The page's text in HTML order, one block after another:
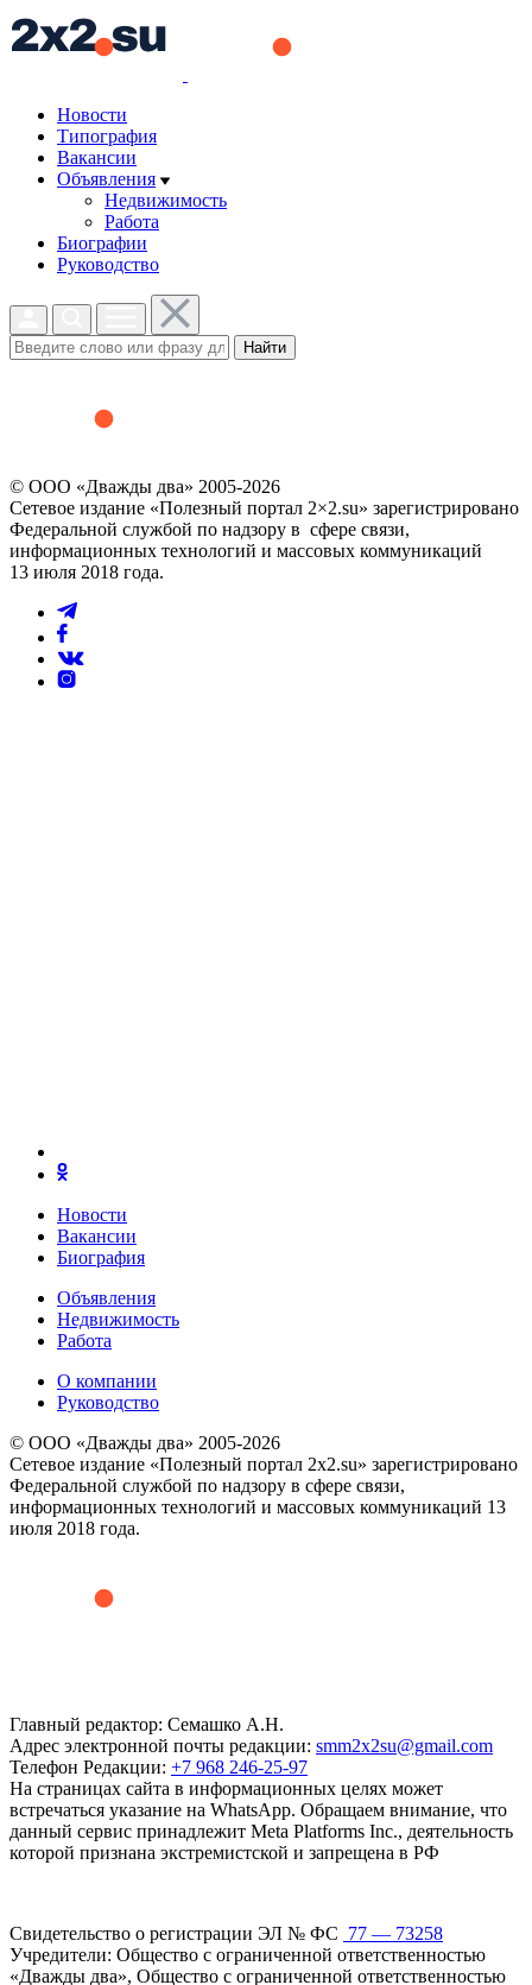
Новости
Типография
Вакансии
Объявления
Недвижимость
Работа
Биографии
Руководство
Найти
© ООО «Дважды два» 2005-2026
Сетевое издание «Полезный портал 2×2.su» зарегистрировано
Федеральной службой по надзору в сфере связи,
информационных технологий и массовых коммуникаций
13 июля 2018 года.
Новости
Вакансии
Биография
Объявления
Недвижимость
Работа
О компании
Руководство
© ООО «Дважды два» 2005-2026
Сетевое издание «Полезный портал 2x2.su» зарегистрировано
Федеральной службой по надзору в сфере связи,
информационных технологий и массовых коммуникаций 13
июля 2018 года.
Главный редактор: Семашко А.Н.
Адрес электронной почты редакции: smm2x2su@gmail.com
Телефон Редакции: +7 968 246-25-97
На страницах сайта в информационных целях может
встречаться указание на WhatsApp. Обращаем внимание, что
данный сервис принадлежит Meta Platforms Inc., деятельность
которой признана экстремистской и запрещена в РФ
Свидетельство о регистрации ЭЛ № ФС 77 — 73258
Учредители: Общество с ограниченной ответственностью
«Дважды два», Общество с ограниченной ответственностью